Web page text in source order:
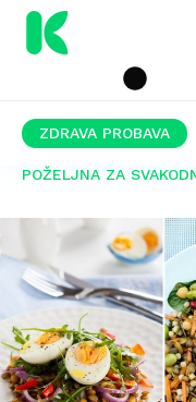
ZDRAVA PROBAVA
POŽELJNA ZA